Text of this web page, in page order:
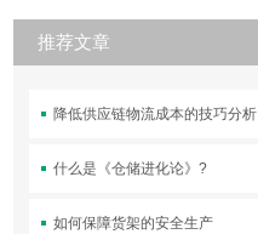
推荐文章
降低供应链物流成本的技巧分析
什么是《仓储进化论》?
如何保障货架的安全生产